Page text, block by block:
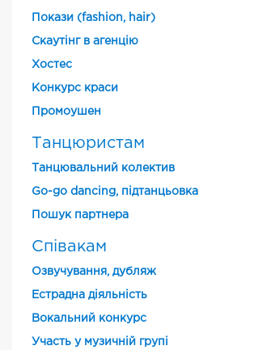
Покази (fashion, hair)
Скаутінг в агенцію
Хостес
Конкурс краси
Промоушен
Танцюристам
Танцювальний колектив
Go-go dancing, підтанцьовка
Пошук партнера
Співакам
Озвучування, дубляж
Естрадна діяльність
Вокальний конкурс
Участь у музичній групі